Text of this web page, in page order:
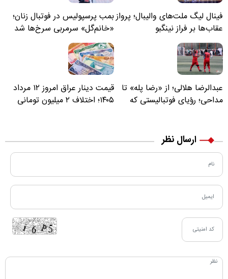
فینال لیگ ملت‌های والیبال؛ پرواز
عقاب‌ها بر فراز نینگبو
بمب پرسپولیس در فوتبال زنان؛
«خانم‌گل» سرمربی سرخ‌ها شد
عبدالرضا هلالی؛ از «رضا پله» تا
مداحی؛ رؤیای فوتبالیستی که
قیمت دینار عراق امروز ۱۲ مرداد
۱۴۰۵؛ اختلاف ۲ میلیون تومانی
ارسال نظر